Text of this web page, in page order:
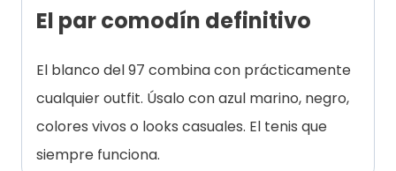
El par comodín definitivo
El blanco del 97 combina con prácticamente
cualquier outfit. Úsalo con azul marino, negro,
colores vivos o looks casuales. El tenis que
siempre funciona.